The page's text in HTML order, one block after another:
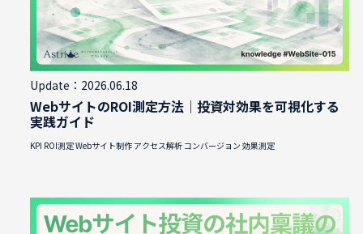
Update：2026.06.18
WebサイトのROI測定方法｜投資対効果を可視化する
実践ガイド
KPI ROI測定Webサイト制作 アクセス解析 コンバージョン 効果測定